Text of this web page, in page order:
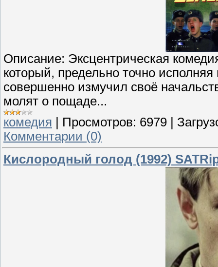
Описание: Эксцентрическая
который, предельно точно исполняя
совершенно измучил своё
молят о пощаде...
комедия | Просмотров: 6979 |
Комментарии (0)
Кислородный голод (1992)